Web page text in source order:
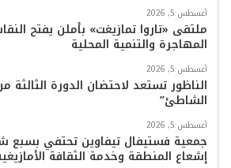
م
أغسطس 5, 2026
ملتقى «تاروا تمازيغت» بأملن يفتح
المهاجرة والتنمية المحلية
أغسطس 5, 2026
الناظور تستعد لاحتضان الدورة الثالثة
الشاطئ”
أغسطس 5, 2026
جمعية فستيفال تيفاوين تحتفي
إشعاع المنطقة وخدمة الثقافة